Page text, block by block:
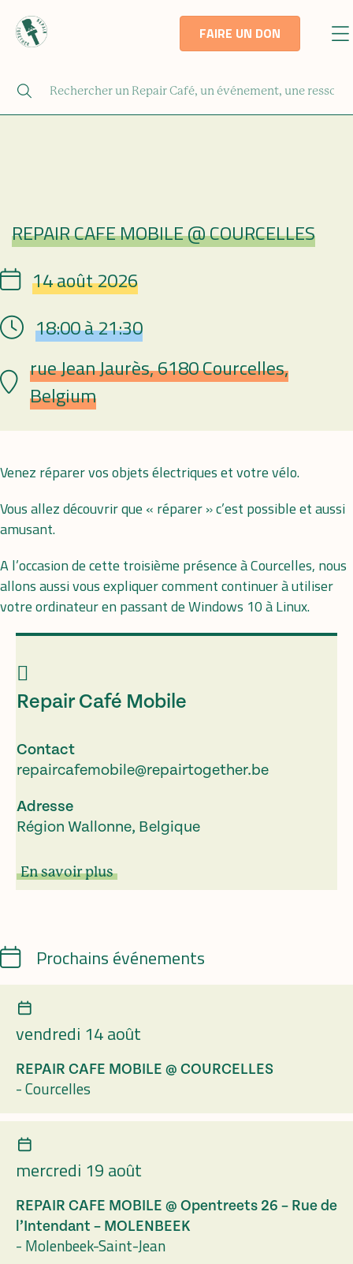
FAIRE UN DON
Repair Café
REPAIR CAFE MOBILE @ COURCELLES
Date 14 août 2026
Hour 18:00 à 21:30
Lieu rue Jean Jaurès, 6180 Courcelles,
Belgium
Venez réparer vos objets électriques et votre vélo.
Vous allez découvrir que « réparer » c’est possible et aussi
amusant.
A l’occasion de cette troisième présence à Courcelles, nous
allons aussi vous expliquer comment continuer à utiliser
votre ordinateur en passant de Windows 10 à Linux.
Repair Café Mobile
Contact
repaircafemobile@repairtogether.be
Adresse
Région Wallonne, Belgique
En savoir plus
CalendrierProchains événements
vendredi 14 août
REPAIR CAFE MOBILE @ COURCELLES
-Courcelles
mercredi 19 août
REPAIR CAFE MOBILE @ Opentreets 26 – Rue de
l’Intendant – MOLENBEEK
- Molenbeek-Saint-Jean